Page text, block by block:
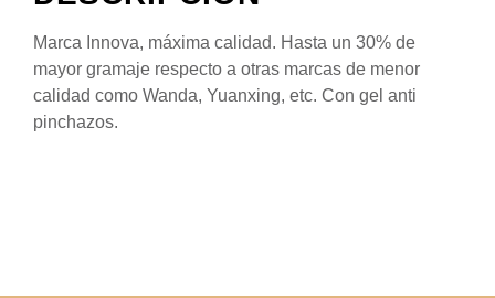
Marca Innova, máxima calidad. Hasta un 30% de
mayor gramaje respecto a otras marcas de menor
calidad como Wanda, Yuanxing, etc. Con gel anti
pinchazos.